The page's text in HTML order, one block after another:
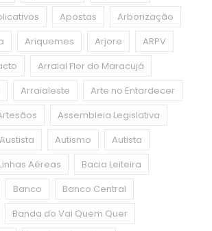
Apostas
Arborização
Ariquemes Arjore
ARPV
Arraial Flor do Maracujá
Arraialeste
Arte no Entardecer
Assembleia Legislativa
Austista Autismo
Autista
Aéreas
Bacia Leiteira
Banco
Banco Central
Banda do Vai Quem Quer